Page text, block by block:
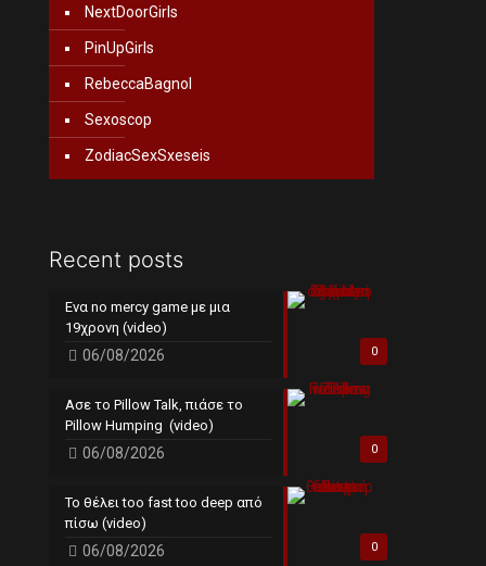
NextDoorGirls
PinUpGirls
RebeccaBagnol
Sexoscop
ZodiacSexSxeseis
Recent posts
0
Ενα no mercy game με μια
19χρονη (video)
06/08/2026
0
Ασε το Pillow Talk, πιάσε το
Pillow Humping (video)
06/08/2026
0
Το θέλει too fast too deep από
πίσω (video)
06/08/2026